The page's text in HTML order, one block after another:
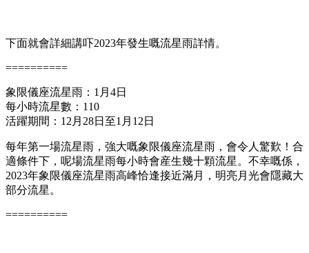
下面就會詳細講吓2023年發生嘅流星雨詳情。
==========
象限儀座流星雨：1月4日
每小時流星數：110
活躍期間：12月28日至1月12日
每年第一場流星雨，強大嘅象限儀座流星雨，會令人驚歎！合
適條件下，呢場流星雨每小時會産生幾十顆流星。不幸嘅係，
2023年象限儀座流星雨高峰恰逢接近滿月，明亮月光會隱藏大
部分流星。
==========